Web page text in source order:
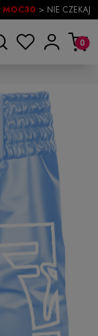
MOC30 > NIE CZEKAJ